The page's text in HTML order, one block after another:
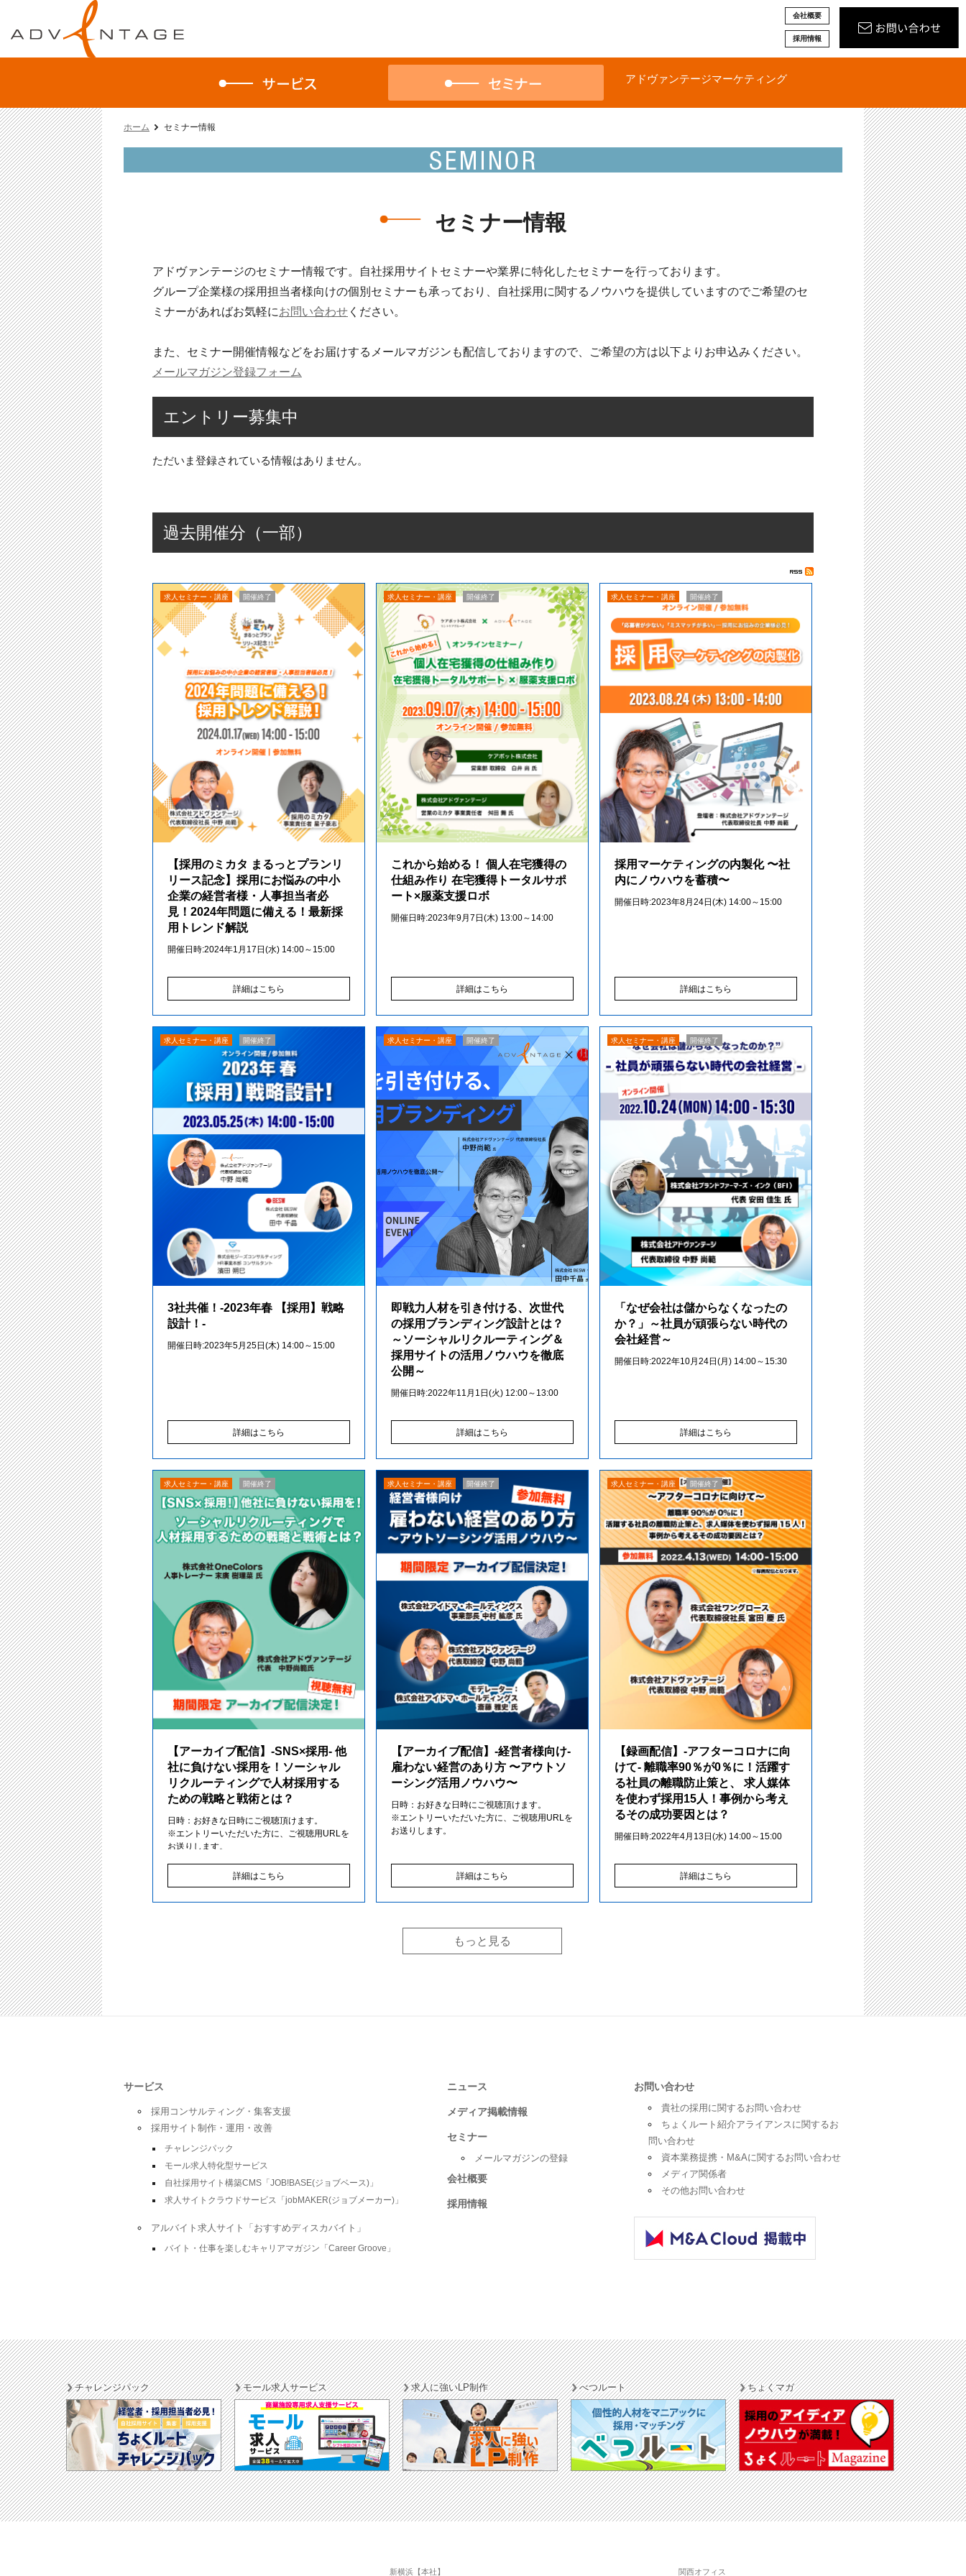
会社概要
採用情報
アドヴァンテージマーケティング
ホーム セミナー情報
セミナー情報
アドヴァンテージのセミナー情報です。自社採用サイトセミナーや業界に特化したセミナーを行っております。
グループ企業様の採用担当者様向けの個別セミナーも承っており、自社採用に関するノウハウを提供していますのでご希望のセ
ミナーがあればお気軽にお問い合わせ ください。
また、セミナー開催情報などをお届けするメールマガジンも配信しておりますので、ご希望の方は以下よりお申込みください。
メールマガジン登録フォーム
エントリー募集中
ただいま登録されている情報はありません。
過去開催分（一部）
求人セミナー・講座 開催終了
【採用のミカタ まるっとプランリ
リース記念】採用にお悩みの中小
企業の経営者様・人事担当者必
見！2024年問題に備える！最新採
用トレンド解説
開催日時:2024年1月17日(水) 14:00～15:00
詳細はこちら
求人セミナー・講座 開催終了
これから始める！ 個人在宅獲得の
仕組み作り 在宅獲得トータルサポ
ート×服薬支援ロボ
開催日時:2023年9月7日(木) 13:00～14:00
詳細はこちら
求人セミナー・講座 開催終了
採用マーケティングの内製化 〜社
内にノウハウを蓄積〜
開催日時:2023年8月24日(木) 14:00～15:00
詳細はこちら
求人セミナー・講座 開催終了
3社共催！-2023年春 【採用】戦略
設計！-
開催日時:2023年5月25日(木) 14:00～15:00
詳細はこちら
求人セミナー・講座 開催終了
即戦力人材を引き付ける、次世代
の採用ブランディング設計とは？
～ソーシャルリクルーティング＆
採用サイトの活用ノウハウを徹底
公開～
開催日時:2022年11月1日(火) 12:00～13:00
詳細はこちら
求人セミナー・講座 開催終了
「なぜ会社は儲からなくなったの
か？」～社員が頑張らない時代の
会社経営～
開催日時:2022年10月24日(月) 14:00～15:30
詳細はこちら
求人セミナー・講座 開催終了
【アーカイブ配信】-SNS×採用- 他
社に負けない採用を！ソーシャル
リクルーティングで人材採用する
ための戦略と戦術とは？
日時：お好きな日時にご視聴頂けます。
※エントリーいただいた方に、ご視聴用URLを
お送りします。
詳細はこちら
求人セミナー・講座 開催終了
【アーカイブ配信】-経営者様向け-
雇わない経営のあり方 〜アウトソ
ーシング活用ノウハウ〜
日時：お好きな日時にご視聴頂けます。
※エントリーいただいた方に、ご視聴用URLを
お送りします。
詳細はこちら
求人セミナー・講座 開催終了
【録画配信】-アフターコロナに向
けて- 離職率90％が0％に！活躍す
る社員の離職防止策と、 求人媒体
を使わず採用15人！事例から考え
るその成功要因とは？
開催日時:2022年4月13日(水) 14:00～15:00
詳細はこちら
もっと見る
サービス
採用コンサルティング・集客支援
採用サイト制作・運用・改善
チャレンジパック
モール求人特化型サービス
自社採用サイト構築CMS「JOB!BASE(ジョブベース)」
求人サイトクラウドサービス「jobMAKER(ジョブメーカー)」
アルバイト求人サイト「おすすめディスカバイト」
バイト・仕事を楽しむキャリアマガジン「Career Groove」
ニュース
メディア掲載情報
セミナー
メールマガジンの登録
会社概要
採用情報
お問い合わせ
貴社の採用に関するお問い合わせ
ちょくルート紹介アライアンスに関するお
問い合わせ
資本業務提携・M&Aに関するお問い合わせ
メディア関係者
その他お問い合わせ
チャレンジパック モール求人サービス 求人に強いLP制作 べつルート ちょくマガ
新横浜【本社】 関西オフィス